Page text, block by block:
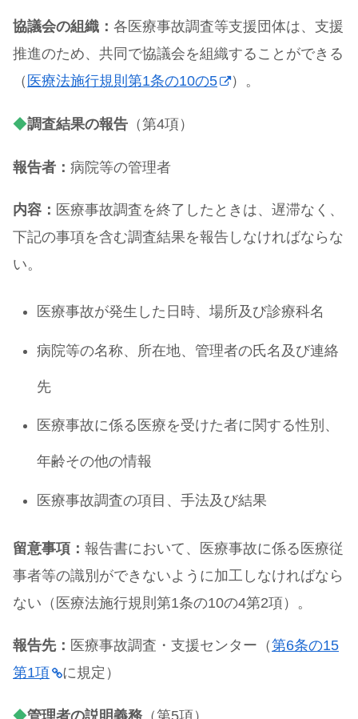
協議会の組織： 各医療事故調査等支援団体は、支援
推進のため、共同で協議会を組織することができる
（ 医療法施行規則第1条の10の5 ）。
◆調査結果の報告 （第4項）
報告者： 病院等の管理者
内容： 医療事故調査を終了したときは、遅滞なく、
下記の事項を含む調査結果を報告しなければならな
い。
医療事故が発生した日時、場所及び診療科名
病院等の名称、所在地、管理者の氏名及び連絡
先
医療事故に係る医療を受けた者に関する性別、
年齢その他の情報
医療事故調査の項目、手法及び結果
留意事項： 報告書において、医療事故に係る医療従
事者等の識別ができないように加工しなければなら
ない（医療法施行規則第1条の10の4第2項）。
報告先： 医療事故調査・支援センター（第6条の15
第1項
に規定）